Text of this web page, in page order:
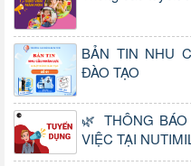
BẢN TIN NHU
ĐÀO TẠO
🌿 THÔNG
VIỆC TẠI